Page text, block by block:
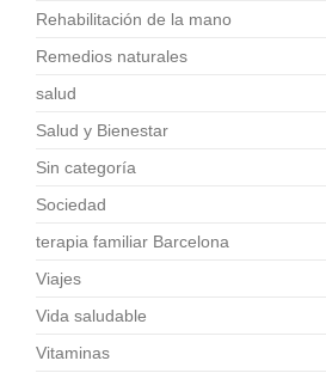
Rehabilitación de la mano
Remedios naturales
salud
Salud y Bienestar
Sin categoría
Sociedad
terapia familiar Barcelona
Viajes
Vida saludable
Vitaminas